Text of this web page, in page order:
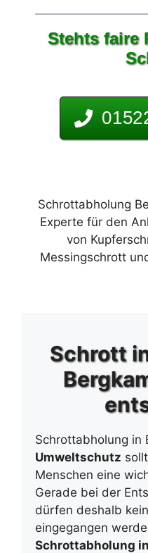
Stehts faire
Schrottabholung
Experte für den
von
Messingschrott
Schrott
Schrottabholung in
Umweltschutz
Menschen eine
Gerade bei der
dürfen deshalb
eingegangen
Schrottabholung